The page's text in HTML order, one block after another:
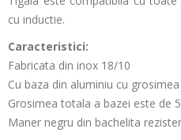
cu inductie.
Caracteristici:
Fabricata din inox 18/10
Cu baza din aluminiu cu
Grosimea totala a bazei este de
Maner negru din bachelita